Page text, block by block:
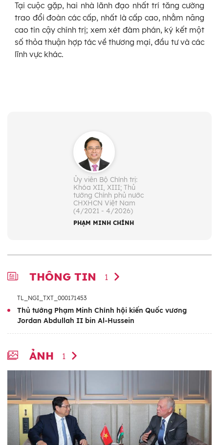
Tại cuộc gặp, hai nhà lãnh đạo nhất trí tăng cường
trao đổi đoàn các cấp, nhất là cấp cao, nhằm nâng
cao tin cậy chính trị; xem xét đàm phán, ký kết một
số thỏa thuận hợp tác về thương mại, đầu tư và các
lĩnh vực khác.
Ủy viên Bộ Chính trị:
Khóa XII, XIII; Thủ
tướng Chính phủ nước
CHXHCN Việt Nam
(4/2021 - 4/2026)
PHẠM MINH CHÍNH
THÔNG TIN 1
TL_NGI_TXT_000171453
Thủ tướng Phạm Minh Chính hội kiến Quốc vương
Jordan Abdullah II bin Al-Hussein
ẢNH 1